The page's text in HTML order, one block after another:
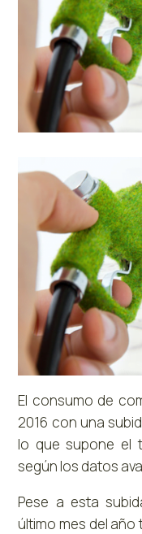
El consumo de
2016 con una
lo que supone el
según los datos
Pese a esta
último mes del